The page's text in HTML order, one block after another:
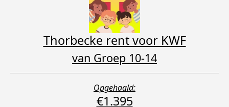
Thorbecke rent voor KWF
van Groep 10-14
Opgehaald:
€1.395